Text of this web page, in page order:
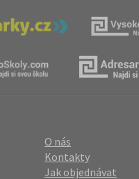
O nás
Kontakty
Jak objednávat